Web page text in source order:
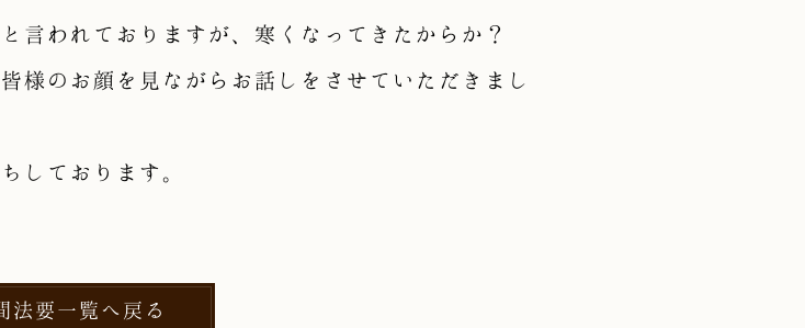
言われておりますが、寒くなってきたからか？
様のお顔を見ながらお話しをさせていただきまし
しております。
法要一覧へ戻る